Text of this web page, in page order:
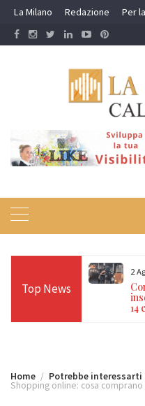
Skip
content
La Milano Redazione Per
Top News
terremoti a
se c’è
2
14
Home Potrebbe interessarti
Shopping online: cosa